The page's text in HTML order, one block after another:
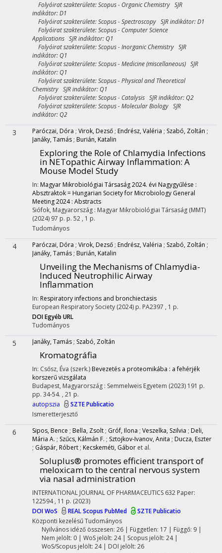
Folyóirat szakterülete: Scopus - Organic Chemistry SJR
indikátor: D1
Folyóirat szakterülete: Scopus - Spectroscopy SJR indikátor: D1
Folyóirat szakterülete: Scopus - Computer Science
Applications SJR indikátor: Q1
Folyóirat szakterülete: Scopus - Inorganic Chemistry SJR
indikátor: Q1
Folyóirat szakterülete: Scopus - Medicine (miscellaneous) SJR
indikátor: Q1
Folyóirat szakterülete: Scopus - Physical and Theoretical
Chemistry SJR indikátor: Q1
Folyóirat szakterülete: Scopus - Catalysis SJR indikátor: Q2
Folyóirat szakterülete: Scopus - Molecular Biology SJR
indikátor: Q2
3 Paróczai, Dóra ; Virok, Dezső ; Endrész, Valéria ; Szabó, Zoltán ;
Janáky, Tamás ; Burián, Katalin
Exploring the Role of Chlamydia Infections
in NETopathic Airway Inflammation: A
Mouse Model Study
In: Magyar Mikrobiológiai Társaság 2024. évi Nagygyűlése :
Absztraktok = Hungarian Society for Microbiology General
Meeting 2024 : Abstracts
Siófok, Magyarország : Magyar Mikrobiológiai Társaság (MMT)
(2024) 97 p. p. 52 , 1 p.
Tudományos
4 Paróczai, Dóra ; Virok, Dezső ; Endrész, Valéria ; Szabó, Zoltán ;
Janáky, Tamás ; Burián, Katalin
Unveiling the Mechanisms of Chlamydia-
Induced Neutrophilic Airway
Inflammation
In: Respiratory infections and bronchiectasis
European Respiratory Society (2024) p. PA2397 , 1 p.
DOIEgyéb URL
Tudományos
5 Janáky, Tamás ; Szabó, Zoltán
Kromatográfia
In: Csősz, Éva (szerk.) Bevezetés a proteomikába : a fehérjék
korszerű vizsgálata
Budapest, Magyarország : Semmelweis Egyetem (2023) 191 p.
pp. 34-54. , 21 p.
autopszia
SZTE Publicatio
Ismeretterjesztő
6 Sipos, Bence ; Bella, Zsolt ; Gróf, Ilona ; Veszelka, Szilvia ; Deli,
Mária A. ; Szűcs, Kálmán F. ; Sztojkov-Ivanov, Anita ; Ducza, Eszter
; Gáspár, Róbert ; Kecskeméti, Gábor et al.
Soluplus® promotes efficient transport of
meloxicam to the central nervous system
via nasal administration
INTERNATIONAL JOURNAL OF PHARMACEUTICS 632 Paper:
122594 , 11 p. (2023)
DOIWoS REALScopus PubMed
SZTE Publicatio
Központi kezelésűTudományos
Nyilvános idéző összesen: 26| Független: 17 | Függő: 9 |
Nem jelölt: 0 | WoS jelölt: 24 | Scopus jelölt: 24 |
WoS/Scopus jelölt: 24 | DOI jelölt: 26